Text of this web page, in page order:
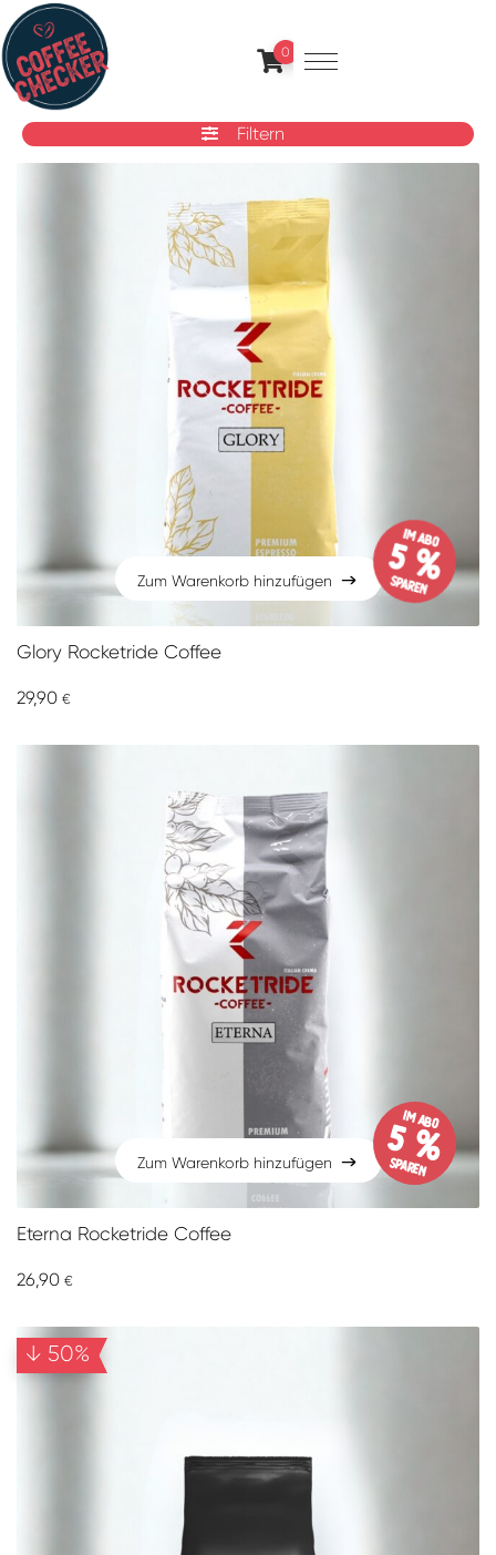
0
Filtern
Zum Warenkorb hinzufügen
Zum Warenkorb hinzufügen
im Abo
5 %
sparen
Glory Rocketride Coffee
29,90 €
Zum Warenkorb hinzufügen
Zum Warenkorb hinzufügen
im Abo
5 %
sparen
Eterna Rocketride Coffee
26,90 €
↓ 50%